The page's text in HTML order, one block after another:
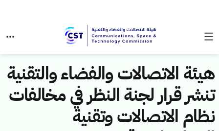
هيئة الاتصالات والفضاء والتقنية
تنشر قرار لجنة النظر في مخالفات
نظام الاتصالات وتقنية